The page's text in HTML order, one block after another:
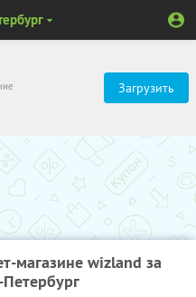
Загрузить
магазине wizland за